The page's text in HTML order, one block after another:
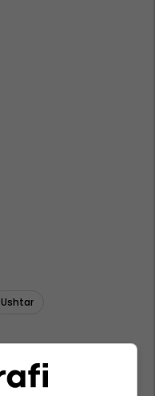
Ushtar